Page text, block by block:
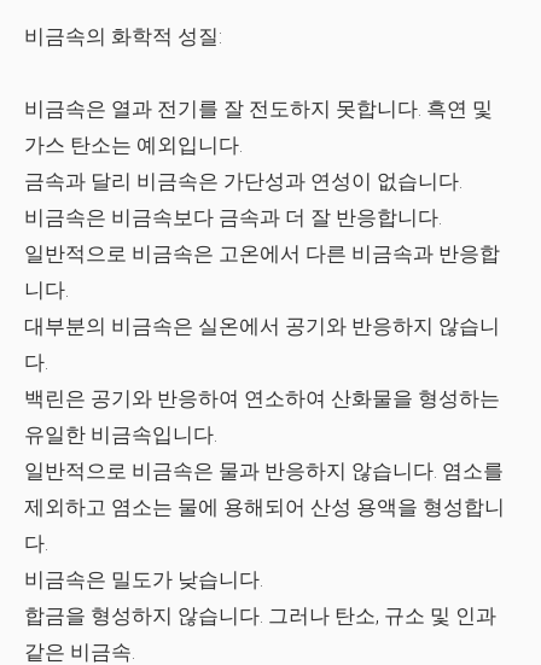
비금속의 화학적 성질:
비금속은 열과 전기를 잘 전도하지 못합니다. 흑연 및
가스 탄소는 예외입니다.
금속과 달리 비금속은 가단성과 연성이 없습니다.
비금속은 비금속보다 금속과 더 잘 반응합니다.
일반적으로 비금속은 고온에서 다른 비금속과 반응합
니다.
대부분의 비금속은 실온에서 공기와 반응하지 않습니
다.
백린은 공기와 반응하여 연소하여 산화물을 형성하는
유일한 비금속입니다.
일반적으로 비금속은 물과 반응하지 않습니다. 염소를
제외하고 염소는 물에 용해되어 산성 용액을 형성합니
다.
비금속은 밀도가 낮습니다.
합금을 형성하지 않습니다. 그러나 탄소, 규소 및 인과
같은 비금속.